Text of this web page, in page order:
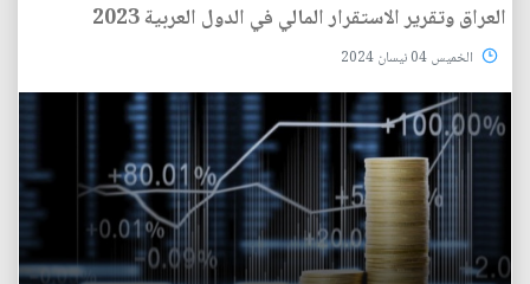
العراق وتقرير الاستقرار المالي في الدول العربية 2023
الخميس 04 نيسان 2024